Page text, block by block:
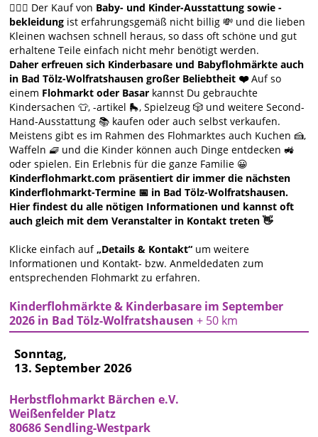
🙋🏻‍♀️ Der Kauf von Baby- und Kinder-Ausstattung sowie -
bekleidung ist erfahrungsgemäß nicht billig 💸 und die lieben
Kleinen wachsen schnell heraus, so dass oft schöne und gut
erhaltene Teile einfach nicht mehr benötigt werden.
Daher erfreuen sich Kinderbasare und Babyflohmärkte auch
in Bad Tölz-Wolfratshausen großer Beliebtheit ❤️Auf so
einem Flohmarkt oder Basar kannst Du gebrauchte
Kindersachen 👕, -artikel 🛼, Spielzeug 🎲 und weitere Second-
Hand-Ausstattung 📚 kaufen oder auch selbst verkaufen.
Meistens gibt es im Rahmen des Flohmarktes auch Kuchen 🍰,
Waffeln 🧇 und die Kinder können auch Dinge entdecken 🚜
oder spielen. Ein Erlebnis für die ganze Familie 😀
Kinderflohmarkt.com präsentiert dir immer die nächsten
Kinderflohmarkt-Termine 📅 in Bad Tölz-Wolfratshausen.
Hier findest du alle nötigen Informationen und kannst oft
auch gleich mit dem Veranstalter in Kontakt treten 👋
Klicke einfach auf„Details & Kontakt“ um weitere
Informationen und Kontakt- bzw. Anmeldedaten zum
entsprechenden Flohmarkt zu erfahren.
Kinderflohmärkte & Kinderbasare im September
2026 in Bad Tölz-Wolfratshausen+ 50 km
Sonntag,
13. September 2026
Herbstflohmarkt Bärchen e.V.
Weißenfelder Platz
80686 Sendling-Westpark